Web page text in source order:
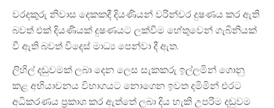
වරදකුරු නිවාස දෙකකදී දියණියන් වරින්වර දුෂණය කර ඇති
බවත් එක් දියණියක් දුෂණයට ලක්වීම හේතුවෙන් ගැබිනියක්
වී ඇති බවත් විදෙස් මාධ්‍ය පෙන්වා දී ඇත.
ලිහිල් දඬුවමක්‌ ලබා දෙන ලෙස සැකකරු ඉල්ලමින් ගොනු
කළ අභියාචනය විභාගයට නොගෙන ඉවත දමිමින් එරට
අධිකරණය ප්‍රකාශ කර ඇත්තේ ලබා දිය හැකි උපරිම දඬුවම